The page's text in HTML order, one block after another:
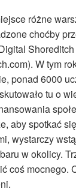
różne
choćby
Shoreditch
W tym
ponad 6000
tu o
aby spotkać
wystarczy
w okolicy.
coś mocnego.